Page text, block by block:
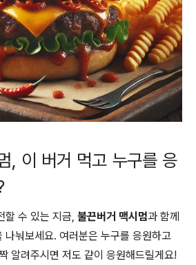
, 이 버거 먹고 누구를 응
할 수 있는 지금, 불끈버거 맥시멈과 함께
나눠보세요. 여러분은 누구를 응원하고
알려주시면 저도 같이 응원해드릴게요!